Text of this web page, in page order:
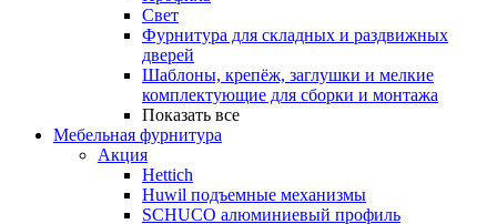
Свет
Фурнитура для складных и раздвижных
дверей
Шаблоны, крепёж, заглушки и мелкие
комплектующие для сборки и монтажа
Показать все
Мебельная фурнитура
Акция
Hettich
Huwil подъемные механизмы
SCHUCO алюминиевый профиль